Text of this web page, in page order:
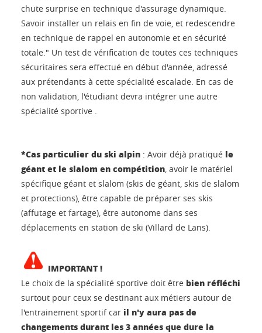
chute surprise en technique d'assurage dynamique.
Savoir installer un relais en fin de voie, et redescendre
en technique de rappel en autonomie et en sécurité
totale." Un test de vérification de toutes ces techniques
sécuritaires sera effectué en début d'année, adressé
aux prétendants à cette spécialité escalade. En cas de
non validation, l'étudiant devra intégrer une autre
spécialité sportive .
*Cas particulier du ski alpin : Avoir déjà pratiqué le
géant et le slalom en compétition, avoir le matériel
spécifique géant et slalom (skis de géant, skis de slalom
et protections), être capable de préparer ses skis
(affutage et fartage), être autonome dans ses
déplacements en station de ski (Villard de Lans).
IMPORTANT !
Le choix de la spécialité sportive doit être bien réfléchi
surtout pour ceux se destinant aux métiers autour de
l'entrainement sportif car il n'y aura pas de
changements durant les 3 années que dure la